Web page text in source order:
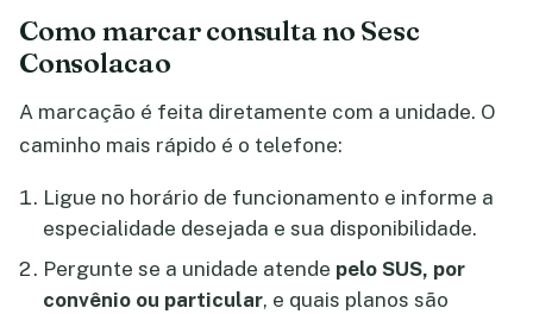
Como marcar consulta no Sesc
Consolacao
A marcação é feita diretamente com a unidade. O
caminho mais rápido é o telefone:
Ligue no horário de funcionamento e informe a
especialidade desejada e sua disponibilidade.
Pergunte se a unidade atende pelo SUS, por
convênio ou particular, e quais planos são